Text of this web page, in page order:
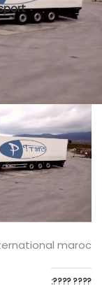
maroc
???? ????: